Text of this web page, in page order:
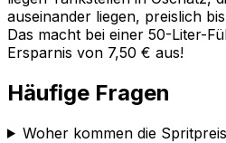
auseinander liegen, preislich
Das macht bei einer 50-Liter-
Ersparnis von 7,50 € aus!
Häufige Fragen
Woher kommen die